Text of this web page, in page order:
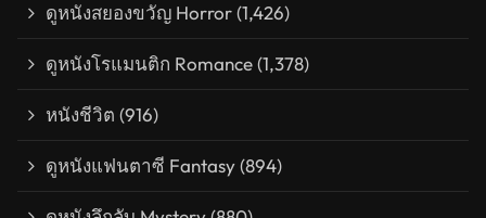
ดูหนังสยองขวัญ Horror(1,426)
ดูหนังโรแมนติก Romance(1,378)
หนังชีวิต (916)
ดูหนังแฟนตาซี Fantasy(894)